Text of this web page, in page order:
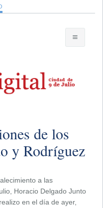
de los
y Rodríguez
a las
Horacio Delgado Junto
en el día de ayer,